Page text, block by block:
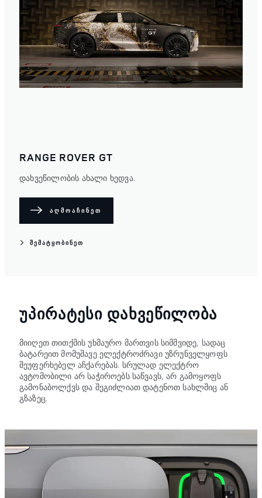
ᲐᲮᲐᲚᲘ ᲔᲚᲔᲥᲢᲠᲝ ᲠᲔᲜᲯ ᲠᲝᲕᲔᲠᲘ
ახალი ელექტრო რენჯ როვერი ახალი ეპოქის
დასაწყისია. კლასიკური პრემიუმ-კლასის SUV
აღჭურვილია თითქმის უხმო სრულად ელექტრო
მოტორით, რაც დახვეწილობის ახალ დონეს
ᲣᲞᲘᲠᲐᲢᲔᲡᲘ ᲓᲐᲮᲕᲔᲬᲘᲚᲝᲑᲐ
მიიღეთ თითქმის უხმაურო მართვის სიმშვიდე, სადაც
ბატარეით მომუშავე ელექტროძრავი უზრუნველყოფს
შეუფერხებელ აჩქარებას. სრულად ელექტრო
ავტომობილი არ საჭიროებს საწვავს, არ გამოყოფს
გამონაბოლქვს და შეგიძლიათ დატენოთ სახლშიც ან
გზაზეც.